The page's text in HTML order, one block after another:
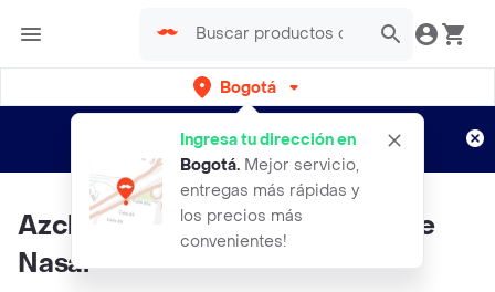
Bogotá
Ingresa tu dirección en
Bogotá. Mejor servicio,
entregas más rápidas y
los precios más
convenientes!
envíos gratis por semanas
Aplican TyC
Azclor 30 Ml Spray Humectante
Nasal